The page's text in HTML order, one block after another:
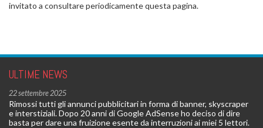
invitato a consultare periodicamente questa pagina.
ULTIME NEWS
22 settembre 2025
Rimossi tutti gli annunci pubblicitari in forma di banner, skyscraper
e interstiziali. Dopo 20 anni di Google AdSense ho deciso di dire
basta per dare una fruizione esente da interruzioni ai miei 5 lettori.